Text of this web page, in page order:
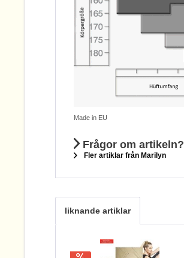
Made in EU
Frågor om artikeln?
Fler artiklar från Marilyn
liknande artiklar